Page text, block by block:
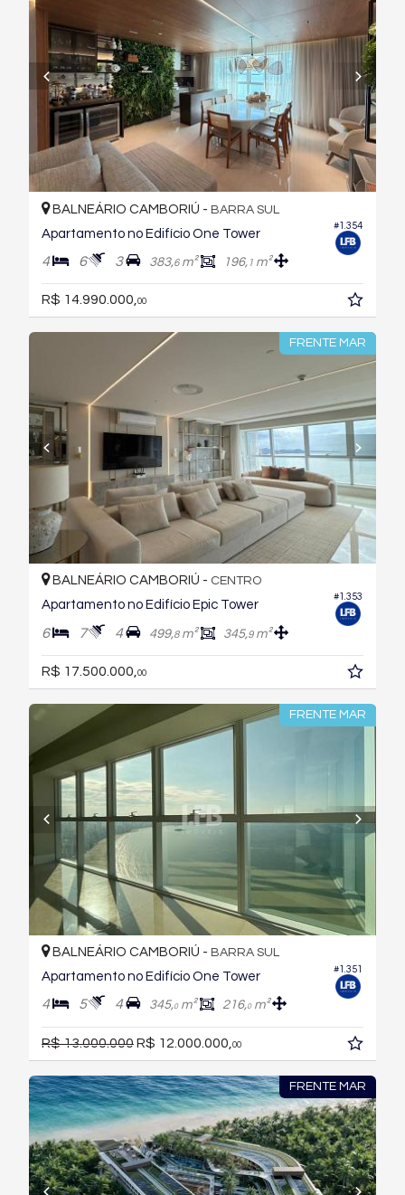
#1.354
BALNEÁRIO CAMBORIÚ - BARRA SUL
Apartamento no Edifício One Tower
4 6 3 383,6m² 196, 1 m²
R$ 14.990.000, 00
FRENTE MAR
#1.353
BALNEÁRIO CAMBORIÚ - CENTRO
Apartamento no Edifício Epic Tower
6 7 4 499,8m² 345,9m²
R$ 17.500.000, 00
FRENTE MAR
#1.351
BALNEÁRIO CAMBORIÚ - BARRA SUL
Apartamento no Edifício One Tower
4 5 4 345,0m² 216,0m²
R$ 13.000.000R$ 12.000.000, 00
FRENTE MAR